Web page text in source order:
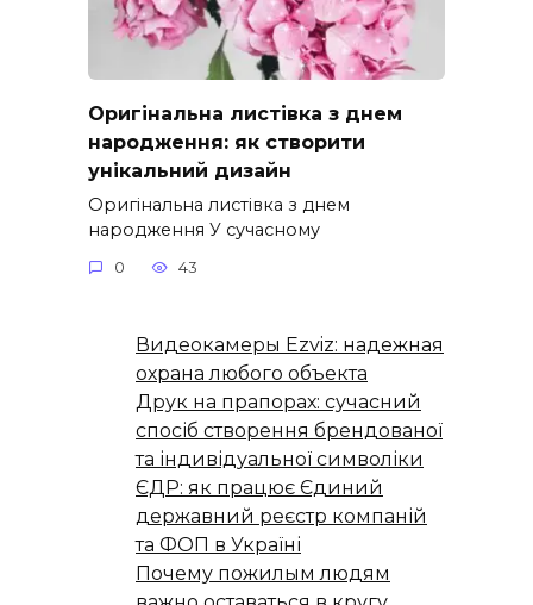
Оригінальна листівка з днем
народження: як створити
унікальний дизайн
Оригінальна листівка з днем
народження У сучасному
0 43
Видеокамеры Ezviz: надежная
охрана любого объекта
Друк на прапорах: сучасний
спосіб створення брендованої
та індивідуальної символіки
ЄДР: як працює Єдиний
державний реєстр компаній
та ФОП в Україні
Почему пожилым людям